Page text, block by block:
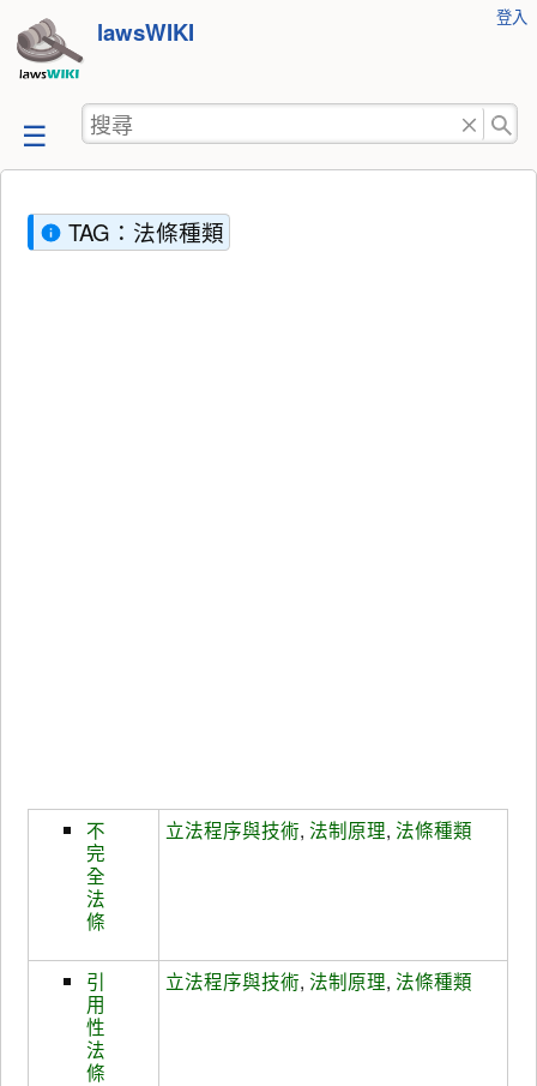
跳
至
容
lawsWIKI
工
登入
搜
尋
TAG：法條種類
不
完
全
法
條
立法程序與技術,法制原理,法條種類
引
用
性
法
條
立法程序與技術,法制原理,法條種類